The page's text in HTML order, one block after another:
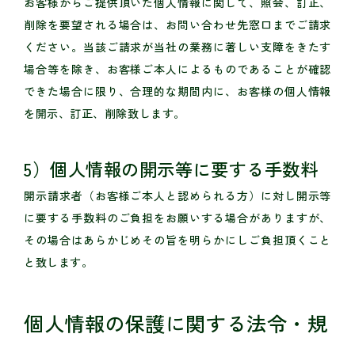
削除を要望される場合は、お問い合わせ先窓口までご請求
ください。当該ご請求が当社の業務に著しい支障をきたす
場合等を除き、お客様ご本人によるものであることが確認
できた場合に限り、合理的な期間内に、お客様の個人情報
を開示、訂正、削除致します。
5）個人情報の開示等に要する手数料
開示請求者（お客様ご本人と認められる方）に対し開示等
に要する手数料のご負担をお願いする場合がありますが、
その場合はあらかじめその旨を明らかにしご負担頂くこと
と致します。
個人情報の保護に関する法令・規